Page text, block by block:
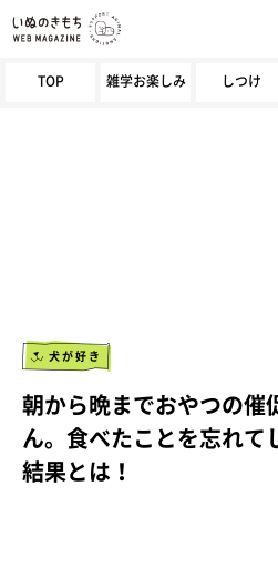
TOP 雑学お楽しみ しつけ
犬が好き
朝から晩までおやつの催
ん。食べたことを忘れて
結果とは！